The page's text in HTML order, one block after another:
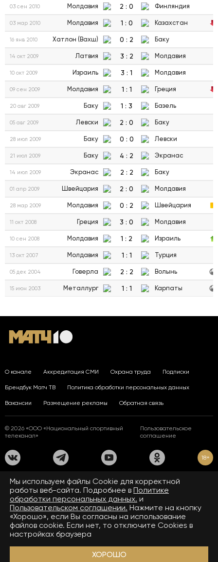
03 сен 2010 Молдавия 2 : 0 Финляндия
03 мар 2010 Молдавия 1 : 0 Казахстан
16 янв 2010 Хатлон (Вахш) 0 : 2 Баку
14 окт 2009 Латвия 3 : 2 Молдавия
10 окт 2009 Израиль 3 : 1 Молдавия
09 сен 2009 Молдавия 1 : 1 Греция
20 авг 2009 Баку 1 : 3 Базель
05 авг 2009 Левски 2 : 0 Баку
28 июл 2009 Баку 0 : 0 Левски
21 июл 2009 Баку 4 : 2 Экранас
14 июл 2009 Экранас 2 : 2 Баку
01 апр 2009 Швейцария 2 : 0 Молдавия
28 мар 2009 Молдавия 0 : 2 Швейцария
11 окт 2008 Греция 3 : 0 Молдавия
10 сен 2008 Молдавия 1 : 2 Израиль
13 окт 2007 Молдавия 1 : 1 Турция
05 дек 2004 Говерла 2 : 2 Волынь
15 июн 2003 Металлург 1 : 1 Карпаты
О канале Аккредитация СМИ Охрана труда Подписки
Брендбук Матч ТВ Политика обработки персональных данных
Вакансии Размещение рекламы Обратная связь
© 2026 «ООО «Национальный спортивный
телеканал»
Пользовательское
соглашение
18+
На сайте применяются рекомендательные технологии. Подробнее
Правилах применения рекомендательных технологий.
Средство массовой информации сетевое издание «www.matchtv.ru»
зарегистрировано Федеральной службой по надзору в сфере связи,
информационных технологий и массовых коммуникаций (Роскомнадзор).
Свидетельство о регистрации средства массовой информации ЭЛ № ФС 77 - 72390
от 28.02.2018. Название — www.matchtv.ru.
Учредитель (соучредители) СМИ сетевого издания «www.matchtv.ru»: ООО
«Национальный спортивный телеканал», главный редактор СМИ сетевого издания
сетевого издания «www.matchtv.ru»:matchtv@matchtv.ru
Мы используем файлы Сookie для корректной
работы веб-сайта. Подробнее в Политике
обработки персональных данных. и
Пользовательском соглашении. Нажмите на кнопку
«Хорошо», если Вы согласны на использование
файлов cookie. Если нет, то отключите Cookies в
настройках браузера
ХОРОШО